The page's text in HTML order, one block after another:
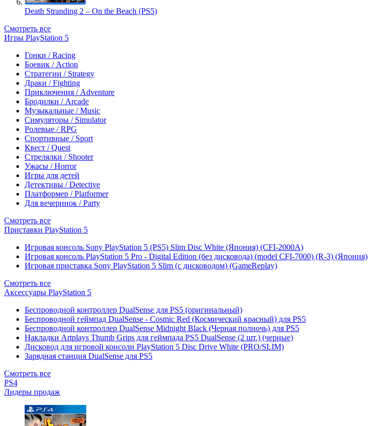
Death Stranding 2 – On the Beach (PS5)
Смотреть все
Игры PlayStation 5
Гонки / Racing
Боевик / Action
Стратегии / Strategy
Драки / Fighting
Приключения / Adventure
Бродилки / Arcade
Музыкальные / Music
Симуляторы / Simulator
Ролевые / RPG
Спортивные / Sport
Квест / Quest
Стрелялки / Shooter
Ужасы / Horror
Игры для детей
Детективы / Detective
Платформер / Platformer
Для вечеринок / Party
Смотреть все
Приставки PlayStation 5
Игровая консоль Sony PlayStation 5 (PS5) Slim Disc White (Япония) (CFI-2000A)
Игровая консоль PlayStation 5 Pro - Digital Edition (без дисковода) (model CFI-7000) (R-3) (Япония)
Игровая приставка Sony PlayStation 5 Slim (с дисководом) (GameReplay)
Смотреть все
Аксессуары PlayStation 5
Беспроводной контроллер DualSense для PS5 (оригинальный)
Беспроводной геймпад DualSense - Cosmic Red (Космический красный) для PS5
Беспроводной контроллер DualSense Midnight Black (Черная полночь) для PS5
Накладки Artplays Thumb Grips для геймпада PS5 DualSense (2 шт.) (черные)
Дисковод для игровой консоли PlayStation 5 Disc Drive White (PRO/SLIM)
Зарядная станция DualSense для PS5
Смотреть все
PS4
Лидеры продаж